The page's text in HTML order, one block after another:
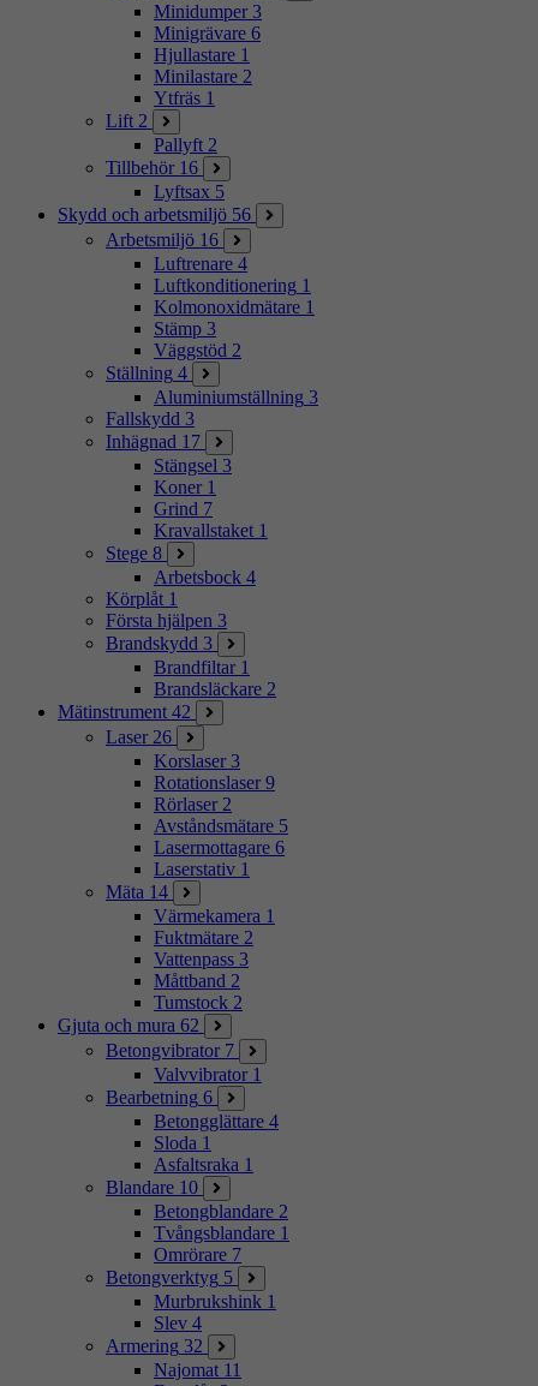
Minidumper 3
Minigrävare 6
Hjullastare 1
Minilastare 2
Ytfräs 1
Lift 2
Pallyft 2
Tillbehör 16
Lyftsax 5
Skydd och arbetsmiljö 56
Arbetsmiljö 16
Luftrenare 4
Luftkonditionering 1
Kolmonoxidmätare 1
Stämp 3
Väggstöd 2
Ställning 4
Aluminiumställning 3
Fallskydd 3
Inhägnad 17
Stängsel 3
Koner 1
Grind 7
Kravallstaket 1
Stege 8
Arbetsbock 4
Körplåt 1
Första hjälpen 3
Brandskydd 3
Brandfiltar 1
Brandsläckare 2
Mätinstrument 42
Laser 26
Korslaser 3
Rotationslaser 9
Rörlaser 2
Avståndsmätare 5
Lasermottagare 6
Laserstativ 1
Mäta 14
Värmekamera 1
Fuktmätare 2
Vattenpass 3
Måttband 2
Tumstock 2
Gjuta och mura 62
Betongvibrator 7
Valvvibrator 1
Bearbetning 6
Betongglättare 4
Sloda 1
Asfaltsraka 1
Blandare 10
Betongblandare 2
Tvångsblandare 1
Omrörare 7
Betongverktyg 5
Murbrukshink 1
Slev 4
Armering 32
Najomat 11